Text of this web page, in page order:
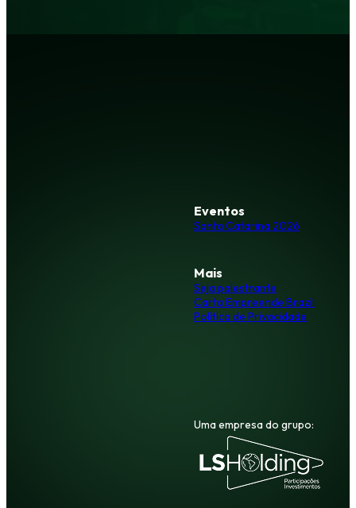
Eventos
Santa Catarina 2026
Mais
Seja palestrante
Carta Empreende Brazil
Política de Privacidade
Uma empresa do grupo: